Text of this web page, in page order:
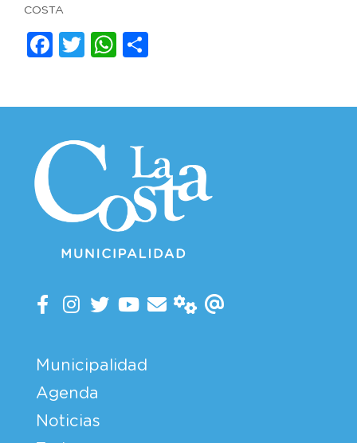
COSTA
Facebook
TwitterWhatsApp
Municipalidad
Agenda
Noticias